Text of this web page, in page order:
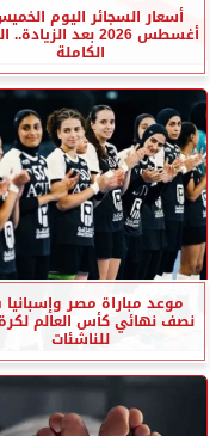
أغسطس 2026 بعد
الكاملة
موعد مباراة مصر
نصف نهائي كأس العالم
للناشئات